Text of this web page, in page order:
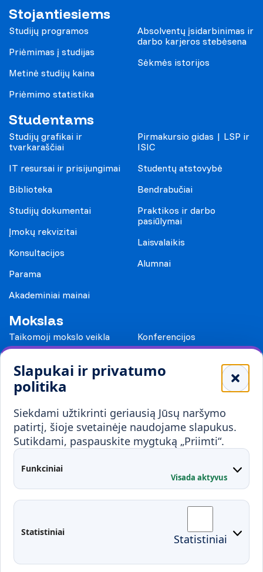
Slapukai ir privatumo
politika
Siekdami užtikrinti geriausią Jūsų naršymo
patirtį, šioje svetainėje naudojame slapukus.
Sutikdami, paspauskite mygtuką „Priimti“.
Funkciniai
Visada aktyvus
Statistiniai Statistiniai
Stojantiesiems
Studijų programos
Priėmimas į studijas
Metinė studijų kaina
Priėmimo statistika
Absolventų įsidarbinimas ir
darbo karjeros stebėsena
Sėkmės istorijos
Studentams
Studijų grafikai ir
tvarkaraščiai
IT resursai ir prisijungimai
Biblioteka
Studijų dokumentai
Įmokų rekvizitai
Konsultacijos
Parama
Akademiniai mainai
Pirmakursio gidas | LSP ir
ISIC
Studentų atstovybė
Bendrabučiai
Praktikos ir darbo
pasiūlymai
Laisvalaikis
Alumnai
Mokslas
Taikomoji mokslo veikla
Konferencijos
Mokykloms
Visuomenei ir verslui
Mokymai ir konsultavimas
Partnerystės
Karjera
Kontaktai
Administracija
Fakultetai
Studentų atstovybė
Moodle